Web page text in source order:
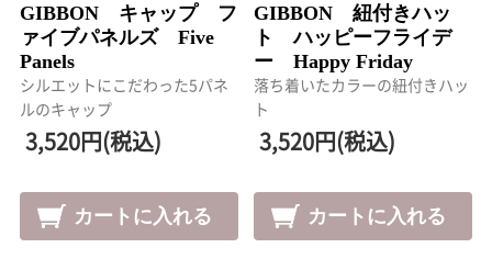
GIBBON キャップ フ
ァイブパネルズ Five
Panels
シルエットにこだわった5パネ
ルのキャップ
3,520円(税込)
GIBBON 紐付きハッ
ト ハッピーフライデ
ー Happy Friday
落ち着いたカラーの紐付きハッ
ト
3,520円(税込)